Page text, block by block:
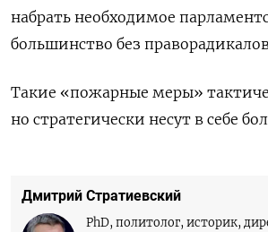
набрать необходимое
большинство без
Такие «пожарные меры»
но стратегически несут в себе
Дмитрий Стратиевский
PhD, политолог, историк,